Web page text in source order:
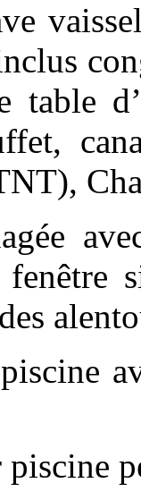
table